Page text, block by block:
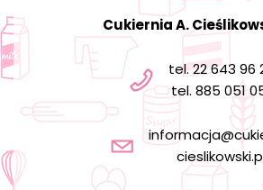
Cukiernia A.
tel. 22 643 96
tel. 885 051